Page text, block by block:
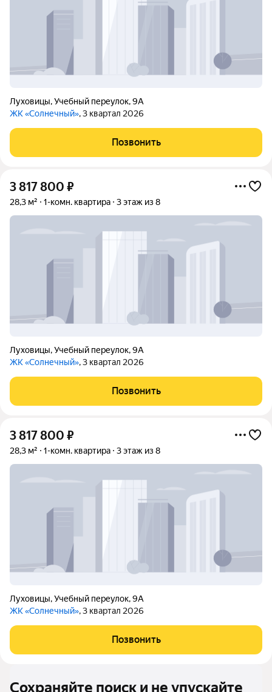
Луховицы,Учебный переулок,9А
ЖК «Солнечный», 3 квартал 2026
Позвонить
3 817 800 ₽
28,3 м² 1-комн. квартира 3 этаж из 8
Луховицы,Учебный переулок,9А
ЖК «Солнечный», 3 квартал 2026
Позвонить
3 817 800 ₽
28,3 м² 1-комн. квартира 3 этаж из 8
Луховицы,Учебный переулок,9А
ЖК «Солнечный», 3 квартал 2026
Позвонить
Сохраняйте поиск и не упускайте